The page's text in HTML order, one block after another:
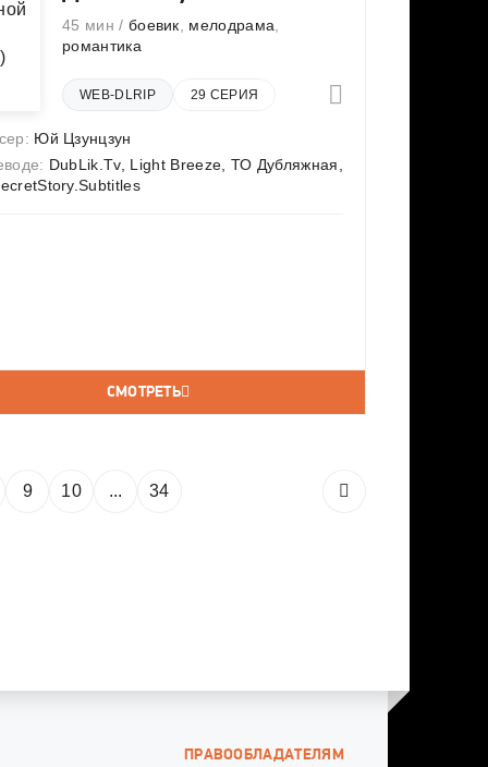
45 мин / боевик мелодрама
романтика
WEB-DLRIP 29 СЕРИЯ
Юй Цзунцзун
DubLik.Tv, Light Breeze, ТО Дубляжная,
СМОТРЕТЬ
9 10 ... 34
ПРАВООБЛАДАТЕЛЯМ